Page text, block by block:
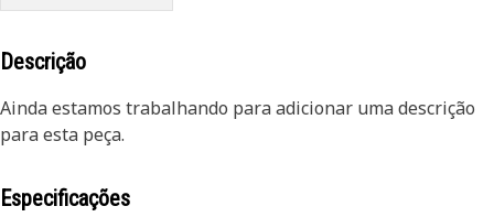
Descrição
Ainda estamos trabalhando para adicionar uma descrição
para esta peça.
Especificações